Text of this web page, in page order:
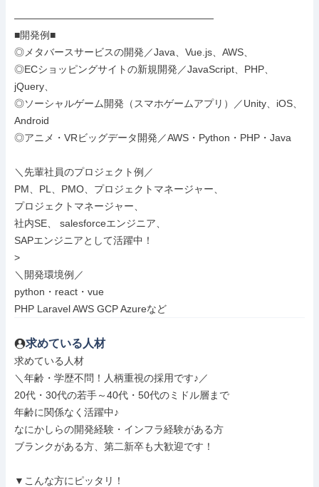
――――――――――――――――――――
■開発例■
◎メタバースサービスの開発／Java、Vue.js、AWS、
◎ECショッピングサイトの新規開発／JavaScript、PHP、
jQuery、
◎ソーシャルゲーム開発（スマホゲームアプリ）／Unity、iOS、
Android
◎アニメ・VRビッグデータ開発／AWS・Python・PHP・Java
＼先輩社員のプロジェクト例／
PM、PL、PMO、プロジェクトマネージャー、
プロジェクトマネージャー、
社内SE、 salesforceエンジニア、
SAPエンジニアとして活躍中！
>
＼開発環境例／
python・react・vue
PHP Laravel AWS GCP Azureなど
求めている人材
求めている人材
＼年齢・学歴不問！人柄重視の採用です♪／
20代・30代の若手～40代・50代のミドル層まで
年齢に関係なく活躍中♪
なにかしらの開発経験・インフラ経験がある方
ブランクがある方、第二新卒も大歓迎です！
▼こんな方にピッタリ！